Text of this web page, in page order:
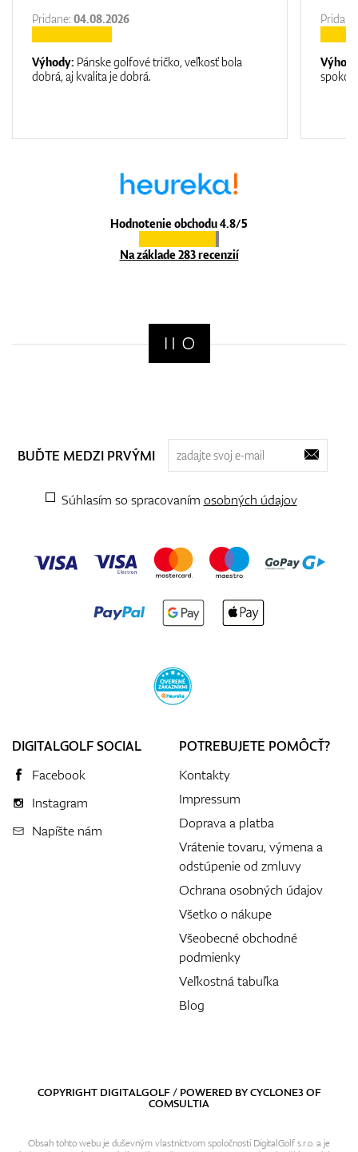
Hodnotenie obchodu 4.8/5
Na základe 283 recenzií
Pridane: 04.08.2026
Výhody: Pánske golfové tričko, veľkosť bola
dobrá, aj kvalita je dobrá.
BUĎTE MEDZI PRVÝMI
Súhlasím so spracovaním osobných údajov
DIGITALGOLF SOCIAL
Facebook
Instagram
Napíšte nám
POTREBUJETE POMÔCŤ?
Kontakty
Impressum
Doprava a platba
Vrátenie tovaru, výmena a
odstúpenie od zmluvy
Ochrana osobných údajov
Všetko o nákupe
Všeobecné obchodné
podmienky
Veľkostná tabuľka
Blog
COPYRIGHT DIGITALGOLF / POWERED BYCYCLONE3OF
COMSULTIA
Obsah tohto webu je duševným vlastníctvom spoločnosti DigitalGolf s.r.o. a je